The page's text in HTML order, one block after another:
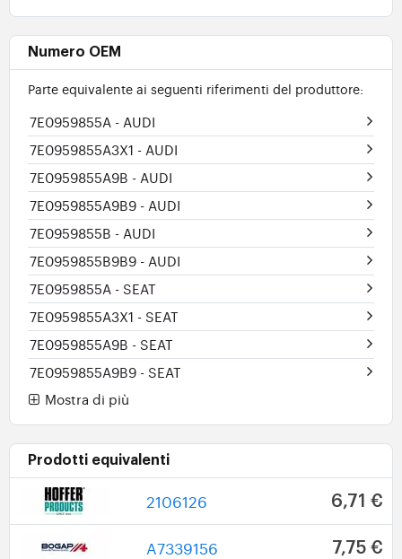
Numero OEM
Parte equivalente ai seguenti riferimenti del produttore:
7E0959855A - AUDI
7E0959855A3X1 - AUDI
7E0959855A9B - AUDI
7E0959855A9B9 - AUDI
7E0959855B - AUDI
7E0959855B9B9 - AUDI
7E0959855A - SEAT
7E0959855A3X1 - SEAT
7E0959855A9B - SEAT
7E0959855A9B9 - SEAT
Mostra di più
Prodotti equivalenti
2106126 6,71 €
A7339156 7,75 €